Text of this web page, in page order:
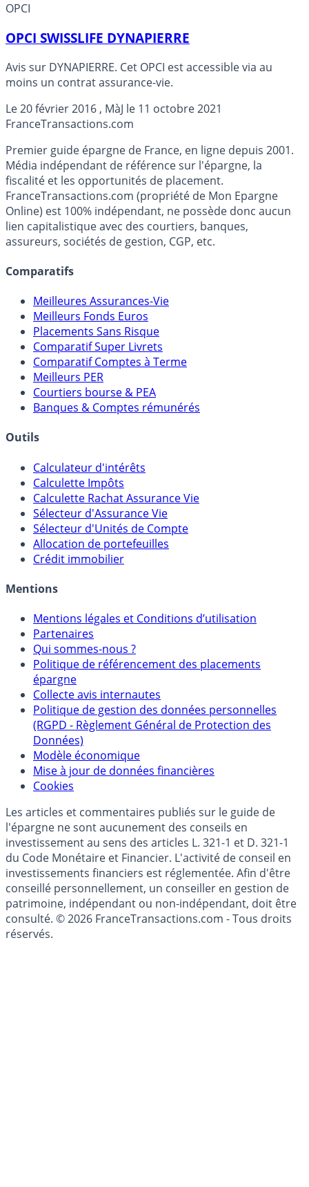
OPCI
OPCI SWISSLIFE DYNAPIERRE
Avis sur DYNAPIERRE. Cet OPCI est accessible via au
moins un contrat assurance-vie.
Le20 février 2016 , MàJ le 11 octobre 2021
FranceTransactions.com
Premier guide épargne de France, en ligne depuis 2001.
Média indépendant de référence sur l'épargne, la
fiscalité et les opportunités de placement.
FranceTransactions.com (propriété de Mon Epargne
Online) est 100% indépendant, ne possède donc aucun
lien capitalistique avec des courtiers, banques,
assureurs, sociétés de gestion, CGP, etc.
Comparatifs
Meilleures Assurances-Vie
Meilleurs Fonds Euros
Placements Sans Risque
Comparatif Super Livrets
Comparatif Comptes à Terme
Meilleurs PER
Courtiers bourse & PEA
Banques & Comptes rémunérés
Outils
Calculateur d'intérêts
Calculette Impôts
Calculette Rachat Assurance Vie
Sélecteur d'Assurance Vie
Sélecteur d'Unités de Compte
Allocation de portefeuilles
Crédit immobilier
Mentions
Mentions légales et Conditions d’utilisation
Partenaires
Qui sommes-nous ?
Politique de référencement des placements
épargne
Collecte avis internautes
Politique de gestion des données personnelles
(RGPD - Règlement Général de Protection des
Données)
Modèle économique
Mise à jour de données financières
Cookies
Les articles et commentaires publiés sur le guide de
l'épargne ne sont aucunement des conseils en
investissement au sens des articles L. 321-1 et D. 321-1
du Code Monétaire et Financier. L'activité de conseil en
investissements financiers est réglementée. Afin d'être
conseillé personnellement, un conseiller en gestion de
patrimoine, indépendant ou non-indépendant, doit être
consulté. © 2026 FranceTransactions.com - Tous droits
réservés.